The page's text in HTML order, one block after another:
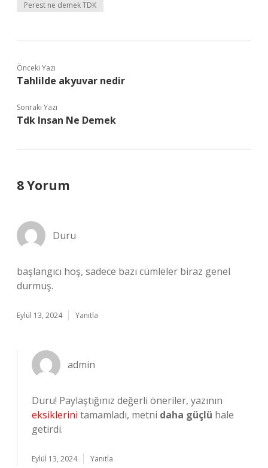
Perest ne demek TDK
Önceki Yazı
Tahlilde akyuvar nedir
Sonraki Yazı
Tdk Insan Ne Demek
8 Yorum
Duru
başlangıcı hoş, sadece bazı cümleler biraz genel
durmuş.
Eylül 13, 2024 Yanıtla
admin
Duru! Paylaştığınız değerli öneriler, yazının
eksiklerini tamamladı, metni daha güçlü hale
getirdi.
Eylül 13, 2024 Yanıtla